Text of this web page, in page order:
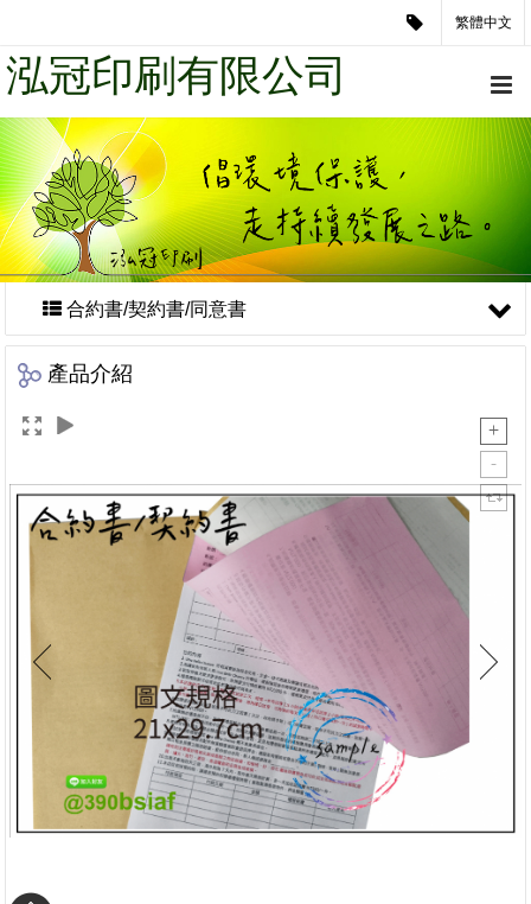
繁體中文
泓冠印刷有限公司
合約書/契約書/同意書
產品介紹